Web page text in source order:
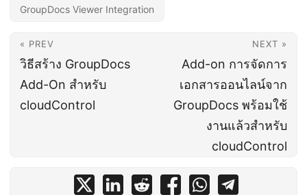
GroupDocs Viewer Integration
« PREV
วิธีสร้าง GroupDocs
Add-On สำหรับ
cloudControl
NEXT »
Add-on การจัดการ
เอกสารออนไลน์จาก
GroupDocs พร้อมใช้
งานแล้วสำหรับ
cloudControl